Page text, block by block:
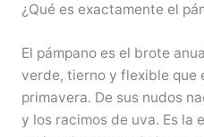
¿Qué es exactamente el
El pámpano es el brote
verde, tierno y flexible que
primavera. De sus nudos
y los racimos de uva. Es la